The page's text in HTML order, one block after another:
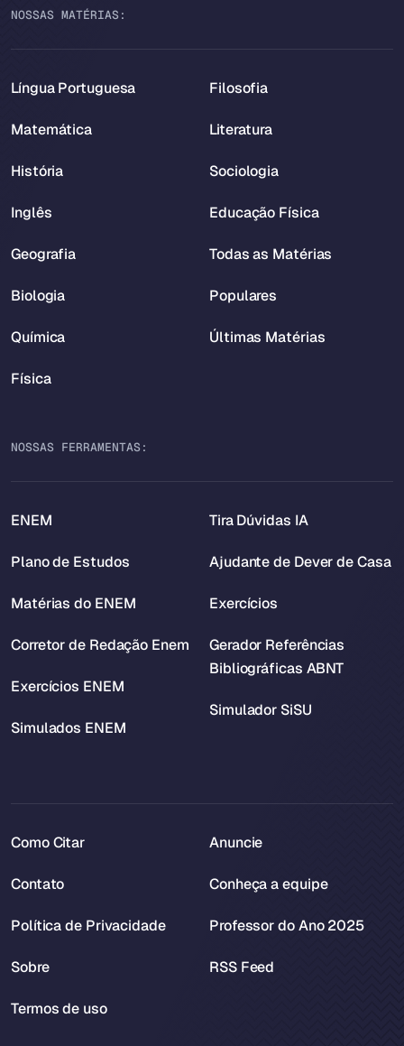
NOSSAS MATÉRIAS:
Língua Portuguesa
Matemática
História
Inglês
Geografia
Biologia
Química
Física
Filosofia
Literatura
Sociologia
Educação Física
Todas as Matérias
Populares
Últimas Matérias
NOSSAS FERRAMENTAS:
ENEM
Plano de Estudos
Matérias do ENEM
Corretor de Redação Enem
Exercícios ENEM
Simulados ENEM
Tira Dúvidas IA
Ajudante de Dever de Casa
Exercícios
Gerador Referências
Bibliográficas ABNT
Simulador SiSU
Como Citar
Contato
Política de Privacidade
Sobre
Termos de uso
Anuncie
Conheça a equipe
Professor do Ano 2025
RSS Feed